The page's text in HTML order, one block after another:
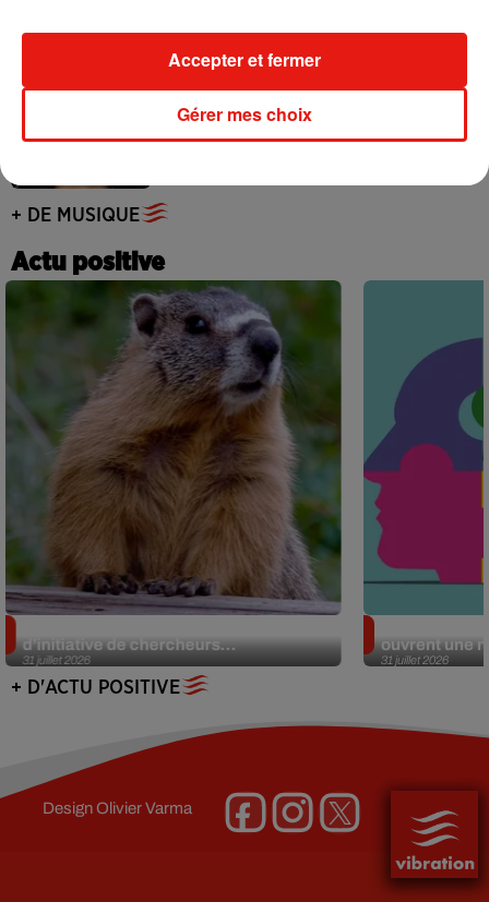
4 août 2026
live session solaire
+ DE MUSIQUE
Actu positive
31 juillet 2026
d’initiative de chercheurs...
31 juillet 2026
ouvrent une
+ D'ACTU POSITIVE
DesignOlivier Varma
Gérer mes choix
Accepter et fermer